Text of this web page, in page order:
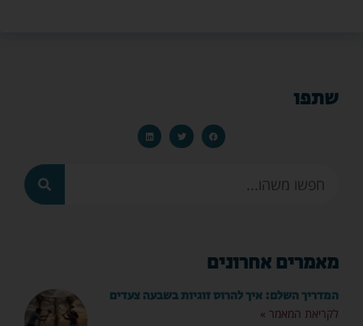
שתפו
מאמרים אחרונים
המדריך השלם: איך להרוס זוגיות בשבעה צעדים
לקריאת המאמר »